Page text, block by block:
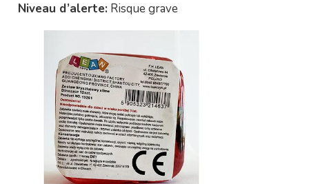
Niveau d’alerte: Risque grave